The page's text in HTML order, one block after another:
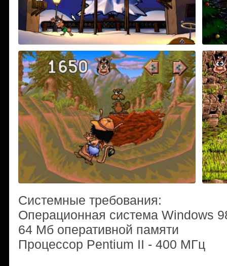
Системные требования:
Операционная система Windows
64 Мб оперативной памяти
Процессор Pentium II - 400 МГц